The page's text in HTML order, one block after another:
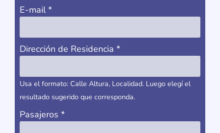
E-mail*
Dirección de Residencia *
Usa el formato: Calle Altura, Localidad. Luego elegí el
resultado sugerido que corresponda.
Pasajeros *